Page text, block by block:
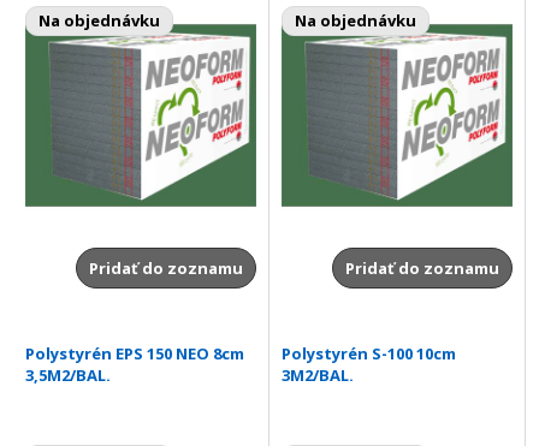
Na objednávku
Pridať do zoznamu
Na objednávku
Pridať do zoznamu
Polystyrén EPS 150 NEO 8cm
3,5M2/BAL.
Polystyrén S-100 10cm
3M2/BAL.